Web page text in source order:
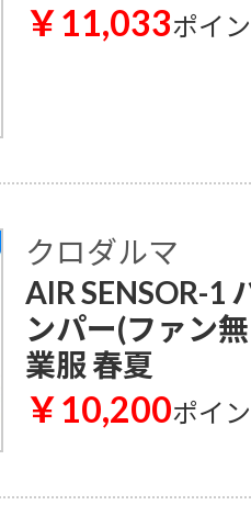
￥11,033ポイ
クロダルマ
AIR SENSOR-1
ンパー(ファン
業服 春夏
￥10,200ポイ